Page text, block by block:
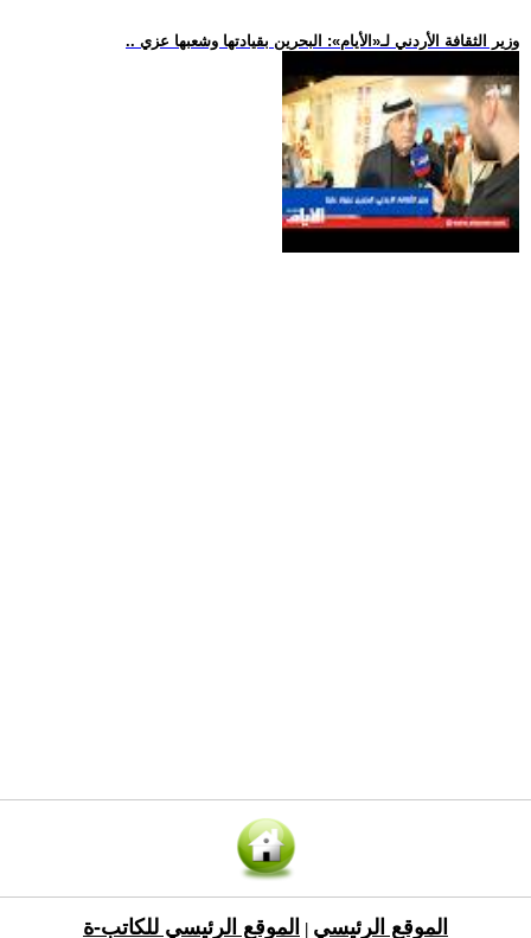
.. وزير الثقافة الأردني لـ«الأيام»: البحرين بقيادتها وشعبها عزي
الموقع الرئيسي الموقع الرئيسي للكاتب-ة